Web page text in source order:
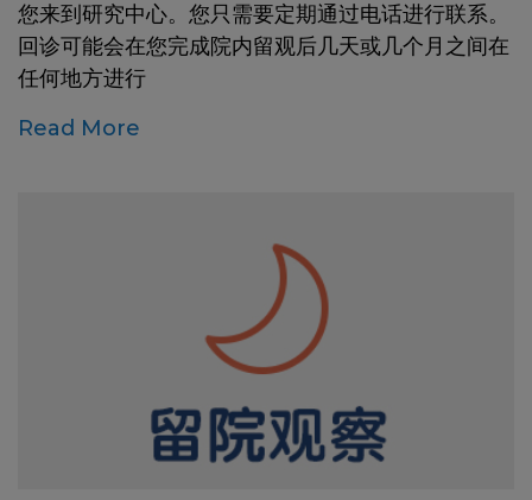
您来到研究中心。您只需要定期通过电话进行联系。
回诊可能会在您完成院内留观后几天或几个月之间在
任何地方进行
Read More